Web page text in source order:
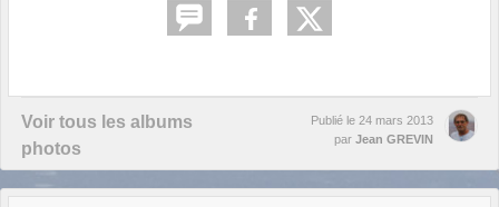
Voir tous les albums
photos
Publié le 24 mars 2013
par Jean GREVIN